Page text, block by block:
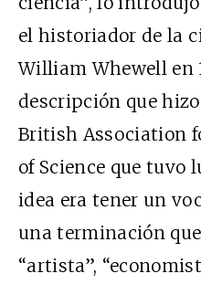
el historiador de la
William Whewell en
descripción que
British Association
of Science que tuvo
idea era tener un
una terminación
“artista”,